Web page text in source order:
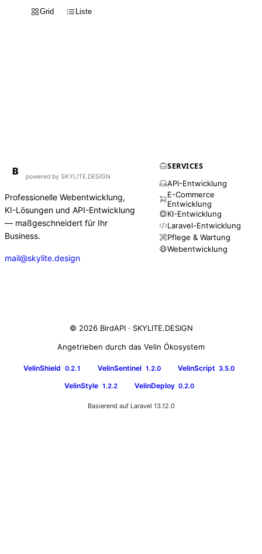
Grid Liste
B powered by SKYLITE.DESIGN
Professionelle Webentwicklung,
KI-Lösungen und API-Entwicklung
— maßgeschneidert für Ihr
Business.
mail@skylite.design
SERVICES
API-Entwicklung
E-Commerce
Entwicklung
KI-Entwicklung
Laravel-Entwicklung
Pflege & Wartung
Webentwicklung
© 2026 BirdAPI · SKYLITE.DESIGN
Angetrieben durch das Velin Ökosystem
VelinShield 0.2.1 VelinSentinel 1.2.0 VelinScript 3.5.0
VelinStyle 1.2.2 VelinDeploy 0.2.0
Basierend auf Laravel 13.12.0